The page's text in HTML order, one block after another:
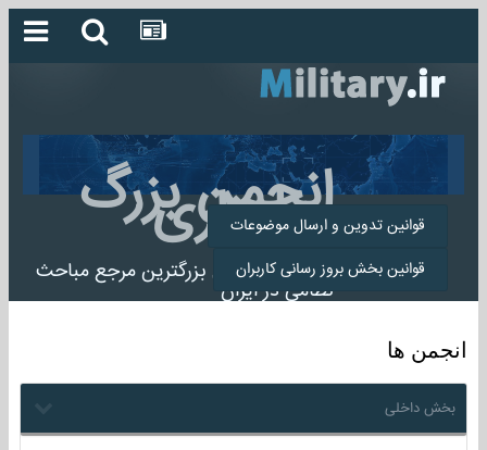
انجمن بزرگ
میلیتاری
انجمن میلیتاری بزرگترین مرجع مباحث
نظامی در ایران
قوانین تدوین و ارسال موضوعات
قوانین بخش بروز رسانی کاربران
انجمن ها
بخش داخلی